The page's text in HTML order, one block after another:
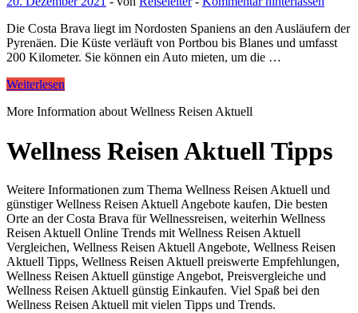
Die Costa Brava liegt im Nordosten Spaniens an den Ausläufern der
Pyrenäen. Die Küste verläuft von Portbou bis Blanes und umfasst
200 Kilometer. Sie können ein Auto mieten, um die …
Weiterlesen
More Information about Wellness Reisen Aktuell
Wellness Reisen Aktuell Tipps
Weitere Informationen zum Thema Wellness Reisen Aktuell und
günstiger Wellness Reisen Aktuell Angebote kaufen, Die besten
Orte an der Costa Brava für Wellnessreisen, weiterhin Wellness
Reisen Aktuell Online Trends mit Wellness Reisen Aktuell
Vergleichen, Wellness Reisen Aktuell Angebote, Wellness Reisen
Aktuell Tipps, Wellness Reisen Aktuell preiswerte Empfehlungen,
Wellness Reisen Aktuell günstige Angebot, Preisvergleiche und
Wellness Reisen Aktuell günstig Einkaufen. Viel Spaß bei den
Wellness Reisen Aktuell mit vielen Tipps und Trends.